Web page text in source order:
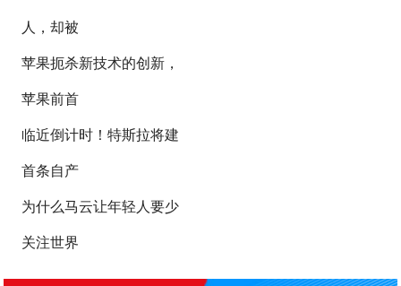
人，却被
苹果扼杀新技术的创新，
苹果前首
临近倒计时！特斯拉将建
首条自产
为什么马云让年轻人要少
关注世界